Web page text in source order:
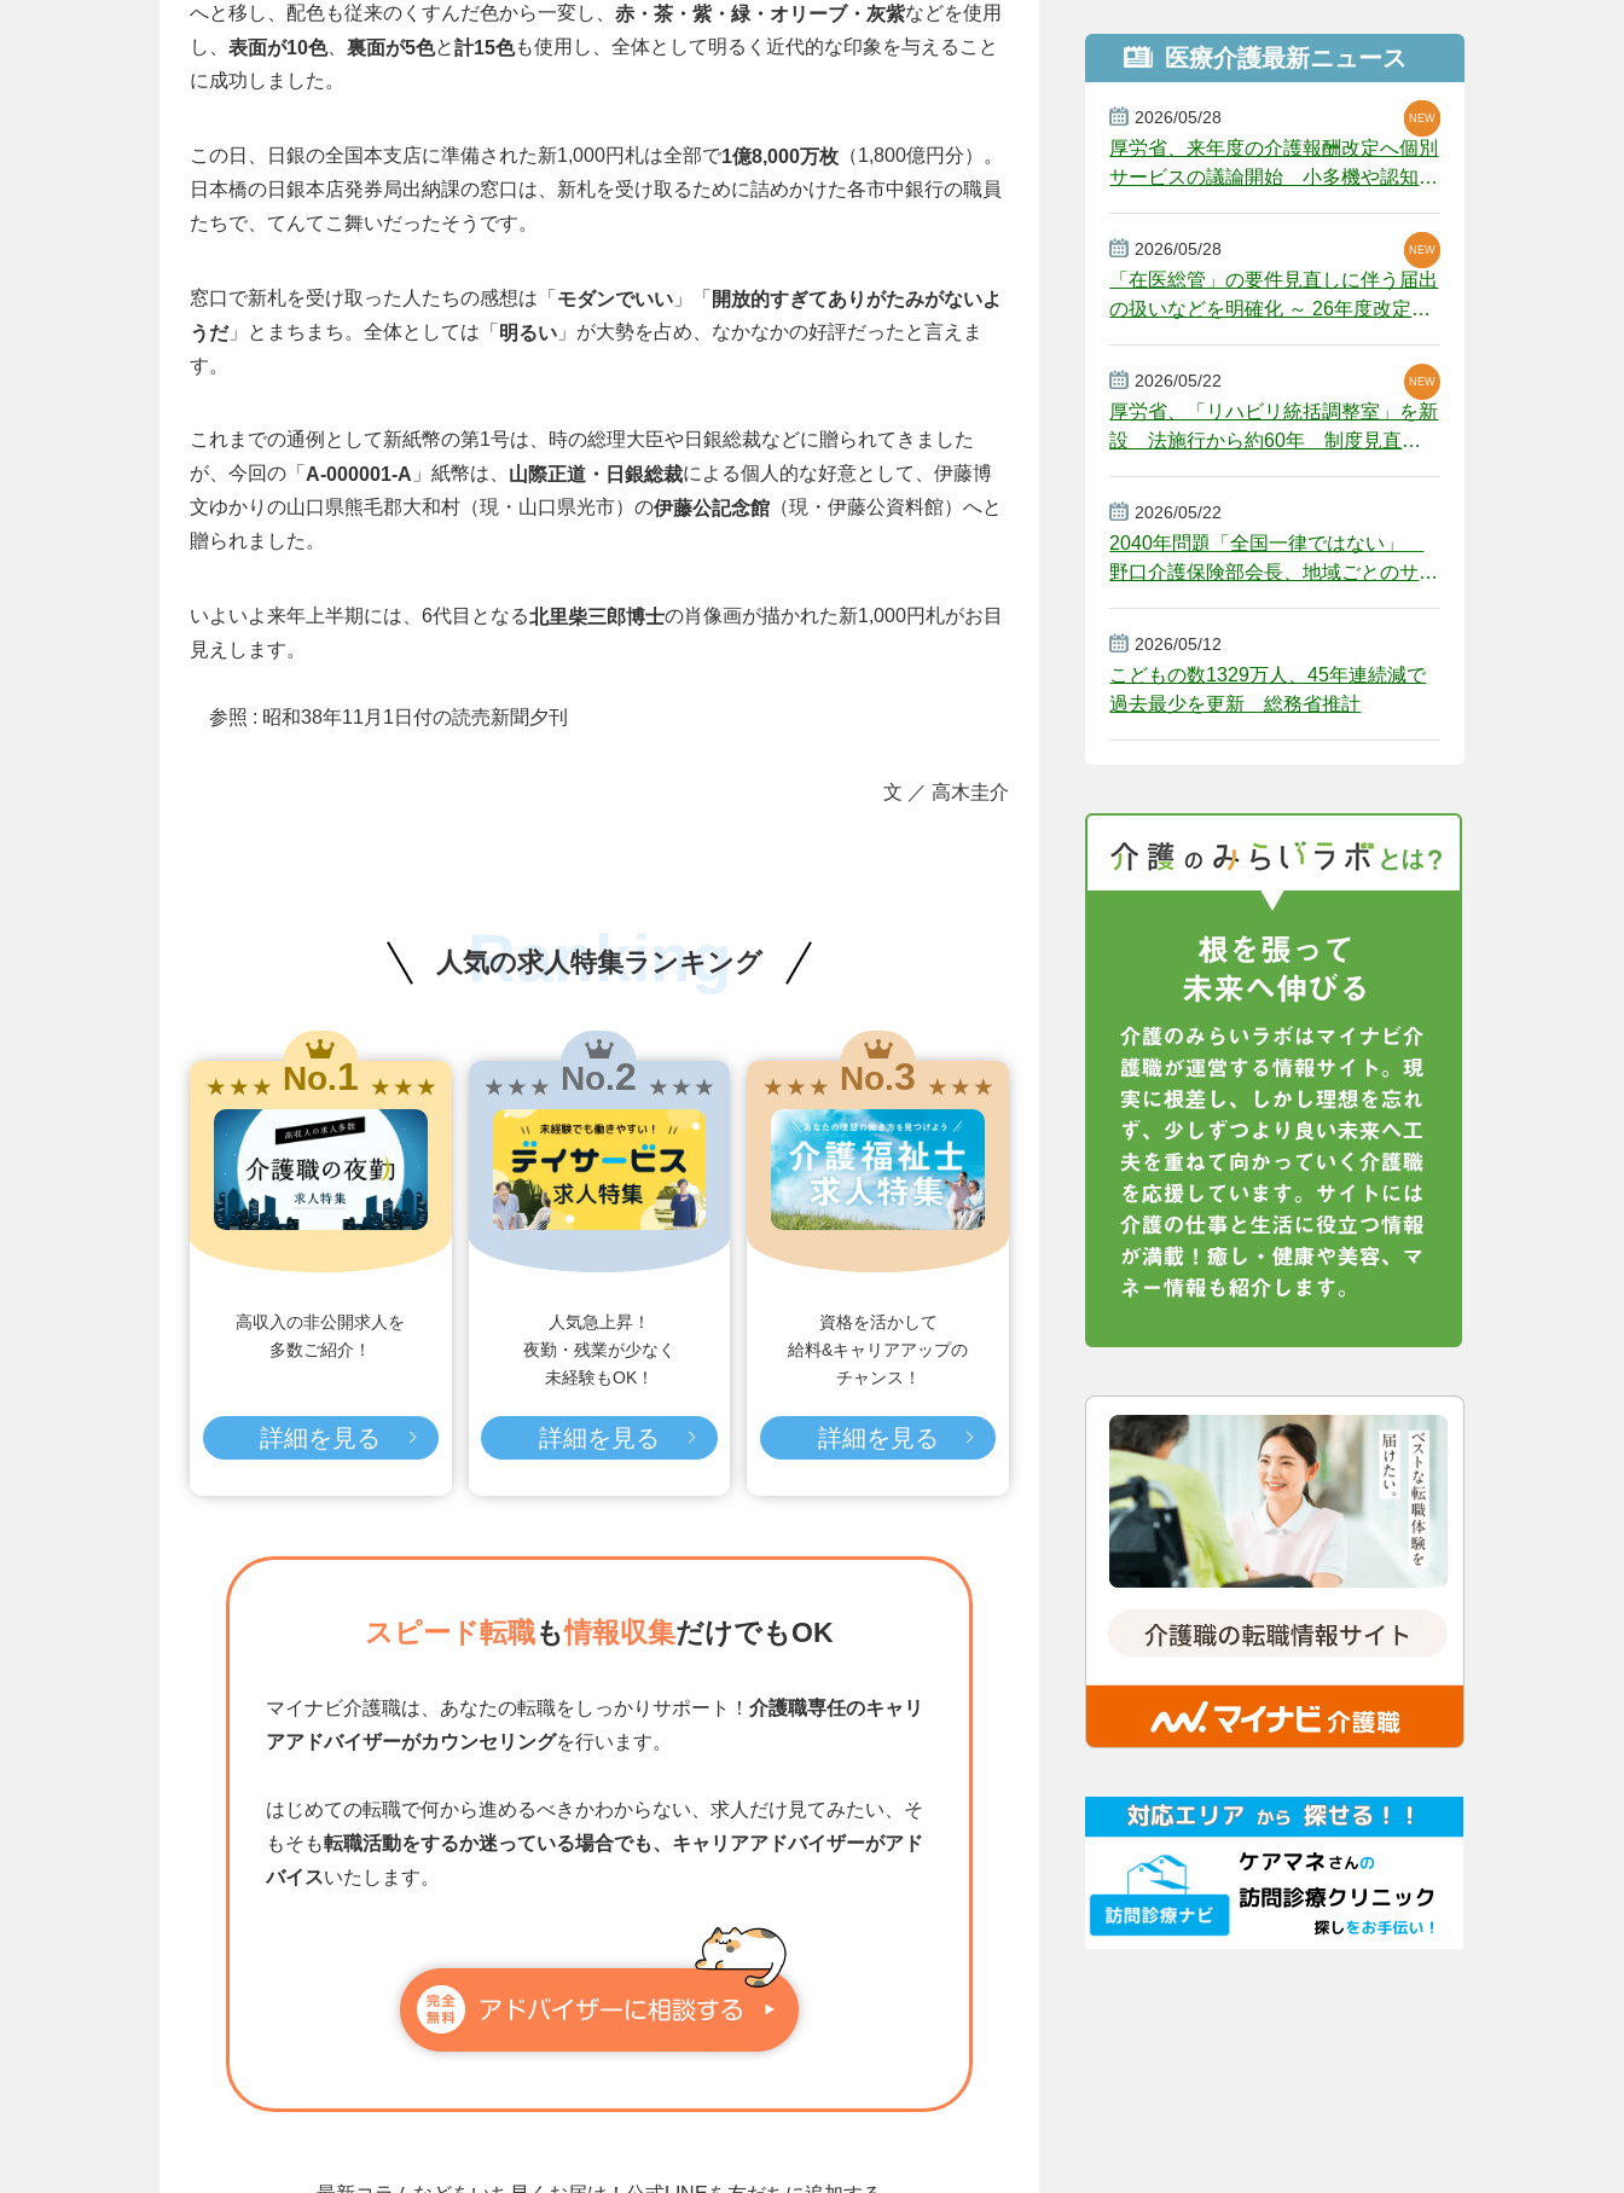
へと移し、配色も従来のくすんだ色から一変し、 赤・茶・紫・緑・オリーブ・灰紫などを使用
し、 表面が10色 裏面が5色と計15色も使用し、全体として明るく近代的な印象を与えること
に成功しました。
この日、日銀の全国本支店に準備された新1,000円札は全部で1億8,000万枚 （1,800億円分）。
日本橋の日銀本店発券局出納課の窓口は、新札を受け取るために詰めかけた各市中銀行の職員
たちで、てんてこ舞いだったそうです。
窓口で新札を受け取った人たちの感想は「 モダンでいい 」「 開放的すぎてありがたみがないよ
うだ」とまちまち。全体としては「 明るい 」が大勢を占め、なかなかの好評だったと言えま
す。
これまでの通例として新紙幣の第1号は、時の総理大臣や日銀総裁などに贈られてきました
が、今回の「 A-000001-A 」紙幣は、 山際正道・日銀総裁による個人的な好意として、伊藤博
文ゆかりの山口県熊毛郡大和村（現・山口県光市）の伊藤公記念館 （現・伊藤公資料館）へと
贈られました。
いよいよ来年上半期には、6代目となる北里柴三郎博士の肖像画が描かれた新1,000円札がお目
見えします。
参照 : 昭和38年11月1日付の読売新聞夕刊
文 ／ 高木圭介
人気の求人特集ランキング
Ranking
★ ★ ★ No.1 ★ ★ ★
高収入の非公開求人を
多数ご紹介！
詳細を見る
★ ★ ★ No.2 ★ ★ ★
人気急上昇！
夜勤・残業が少なく
未経験もOK！
詳細を見る
★ ★ ★ No.3 ★ ★ ★
資格を活かして
給料&キャリアアップの
チャンス！
詳細を見る
スピード転職も情報収集だけでもOK
マイナビ介護職は、あなたの転職をしっかりサポート！ 介護職専任のキャリ
アアドバイザーがカウンセリングを行います。
はじめての転職で何から進めるべきかわからない、求人だけ見てみたい、そ
もそも転職活動をするか迷っている場合でも、キャリアアドバイザーがアド
バイスいたします。
医療介護最新ニュース
2026/05/28
厚労省、来年度の介護報酬改定へ個別
サービスの議論開始 小多機や認知症
NEW
NEW
NEW
2026/05/28
「在医総管」の要件見直しに伴う届出
の扱いなどを明確化 ～ 26年度改定疑
NEW
NEW
2026/05/22
厚労省、「リハビリ統括調整室」を新
設 法施行から約60年 制度見直し
NEW
2026/05/22
2040年問題「全国一律ではない」
野口介護保険部会長、地域ごとのサー
2026/05/12
こどもの数1329万人、45年連続減で
過去最少を更新 総務省推計